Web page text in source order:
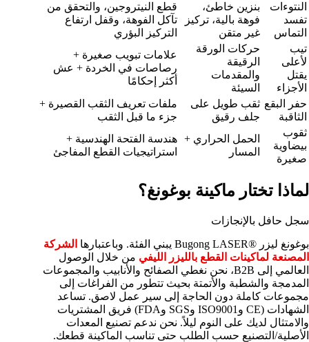
النتوءات
تفسد
التماس
بنزين خاطئ،
فوهة بالية، تركيز
غير متقن
قطع النيتروجين، والتحقق من
تآكل الفوهة، وقفل ارتفاع
التركيز البؤري
تيب
لأعلى
يقتل
الأجزاء
حركات الورقة
الرقيقة
والمقدمات
السيئة
علامات تبويب صغيرة +
رصاصات في الخردة + عش
أكثر إحكامًا
حفر البقع
الثاقبة
ثقب طويل على
جلف رقيق
ملفات تعريف الثقب القصيرة +
جزء ما قبل الثقب
ثقوب
بيضاوية
صغيرة
الحمل الحراري +
المسار
هندسة الفتحة الهندسية +
استراتيجيات القطع المفاجئ
لماذا تختار ماكينة بوغونغ؟
سجل حافل بالإنجازات
بوغونغ ليزر ®Bugong LASER يبني الفئة. وباعتبارها
الشركة
المصنعة لماكينات القطع بالليزر الليفي من خلال الوصول
العالمي إلى B2B، نحن نغطي الصفائح والأنابيب والمجموعات
المدمجة والشطبة والأتمتة بحيث تتطور من الفراغات إلى
مجموعات كاملة دون الحاجة إلى سير عمل لاصق. تساعد
الشهادات (CE وISO9001 وSGS وFDA) فريق المشتريات
والامتثال لديك على النوم ليلاً. نحن ندعم تصنيع المعدات
الأصلية/التصنيع حسب الطلب حتى تناسب الماكينة قطعك.